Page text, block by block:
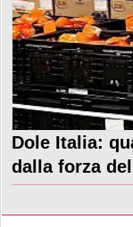
Dole Italia:
dalla forza